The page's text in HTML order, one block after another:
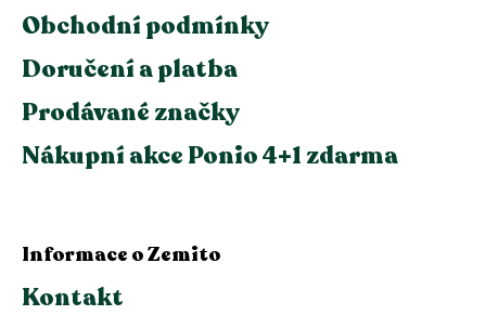
Obchodní podmínky
Doručení a platba
Prodávané značky
Nákupní akce Ponio 4+1 zdarma
Informace o Zemito
Kontakt